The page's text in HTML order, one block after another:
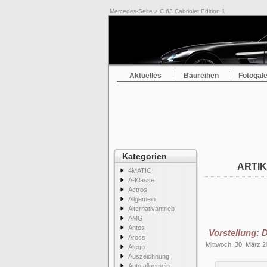
Mercedes-Seite > C 63 Cabriolet Edition 1
Aktuelles Baureihen
Kategorien
4MATIC
A-Klasse
Actros
Allgemein
Alternativantrieb
AMG
Antos
Arocs
Atego
Auszeichnung
Vorstellung:
Mittwoch, 30. März